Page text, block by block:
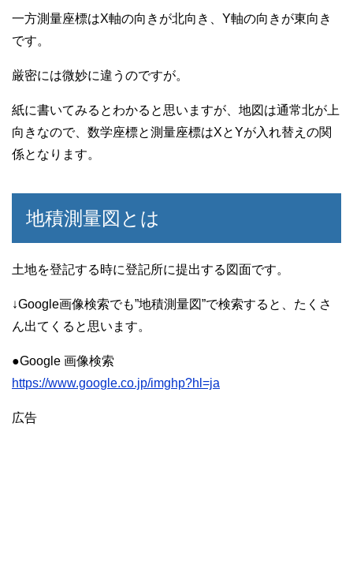
一方測量座標はX軸の向きが北向き、Y軸の向きが東向き
です。
厳密には微妙に違うのですが。
紙に書いてみるとわかると思いますが、地図は通常北が上
向きなので、数学座標と測量座標はXとYが入れ替えの関
係となります。
地積測量図とは
土地を登記する時に登記所に提出する図面です。
↓Google画像検索でも”地積測量図”で検索すると、たくさ
ん出てくると思います。
●Google 画像検索
https://www.google.co.jp/imghp?hl=ja
広告